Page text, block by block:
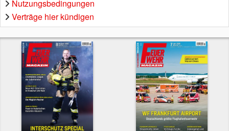
Nutzungsbedingungen
Verträge hier kündigen